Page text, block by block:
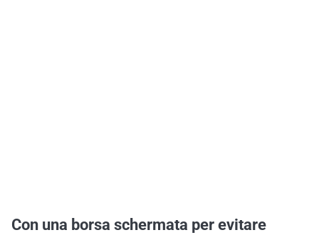
Con una borsa schermata per evitare